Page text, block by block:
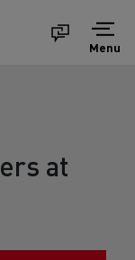
Menu
at